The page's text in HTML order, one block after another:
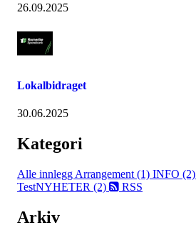
26.09.2025
Lokalbidraget
30.06.2025
Kategori
Alle innlegg Arrangement (1) INFO (2)
TestNYHETER (2)
RSS
Arkiv